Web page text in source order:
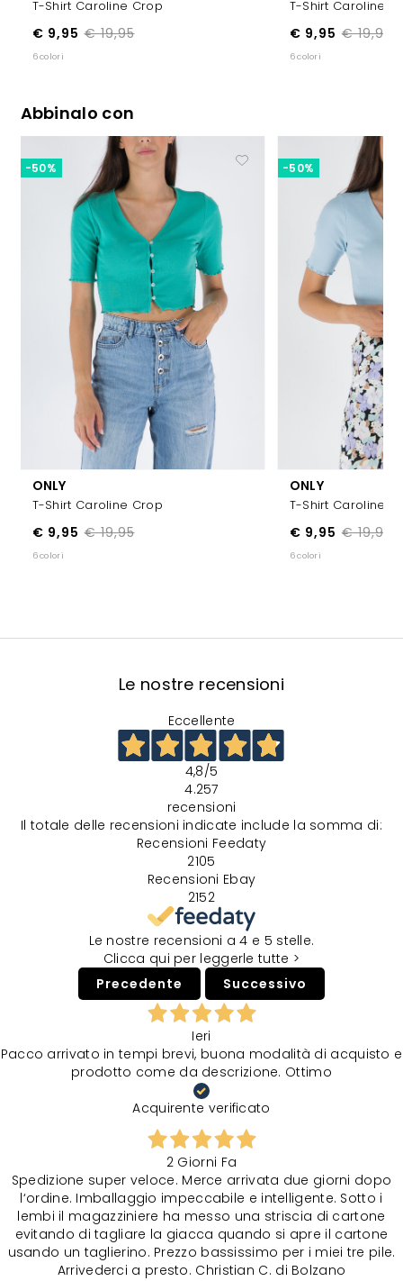
T-Shirt Caroline Crop
€ 19,95
€ 9,95
6 colori
T-Shirt Caroline
€ 19,95
€ 9,95
6 colori
Abbinalo con
ONLY
T-Shirt Caroline Crop
€ 19,95
€ 9,95
-50%
6 colori
ONLY
T-Shirt Caroline
€ 19,95
€ 9,95
-50%
6 colori
Le nostre recensioni
Eccellente
4,8/5
4.257
recensioni
Il totale delle recensioni indicate include la somma di:
Recensioni Feedaty
2105
Recensioni Ebay
2152
Le nostre recensioni a 4 e 5 stelle.
Clicca qui per leggerle tutte >
Precedente
Successivo
Ieri
Pacco arrivato in tempi brevi, buona modalità di acquisto e
prodotto come da descrizione. Ottimo
Acquirente verificato
2 Giorni Fa
Spedizione super veloce. Merce arrivata due giorni dopo
l‘ordine. Imballaggio impeccabile e intelligente. Sotto i
lembi il magazziniere ha messo una striscia di cartone
evitando di tagliare la giacca quando si apre il cartone
usando un taglierino. Prezzo bassissimo per i miei tre pile.
Arrivederci a presto. Christian C. di Bolzano